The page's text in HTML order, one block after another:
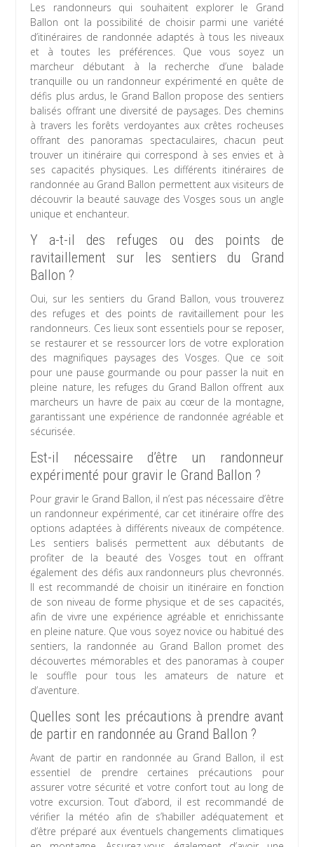
Les randonneurs qui souhaitent explorer le Grand
Ballon ont la possibilité de choisir parmi une variété
d’itinéraires de randonnée adaptés à tous les niveaux
et à toutes les préférences. Que vous soyez un
marcheur débutant à la recherche d’une balade
tranquille ou un randonneur expérimenté en quête de
défis plus ardus, le Grand Ballon propose des sentiers
balisés offrant une diversité de paysages. Des chemins
à travers les forêts verdoyantes aux crêtes rocheuses
offrant des panoramas spectaculaires, chacun peut
trouver un itinéraire qui correspond à ses envies et à
ses capacités physiques. Les différents itinéraires de
randonnée au Grand Ballon permettent aux visiteurs de
découvrir la beauté sauvage des Vosges sous un angle
unique et enchanteur.
Y a-t-il des refuges ou des points de
ravitaillement sur les sentiers du Grand
Ballon ?
Oui, sur les sentiers du Grand Ballon, vous trouverez
des refuges et des points de ravitaillement pour les
randonneurs. Ces lieux sont essentiels pour se reposer,
se restaurer et se ressourcer lors de votre exploration
des magnifiques paysages des Vosges. Que ce soit
pour une pause gourmande ou pour passer la nuit en
pleine nature, les refuges du Grand Ballon offrent aux
marcheurs un havre de paix au cœur de la montagne,
garantissant une expérience de randonnée agréable et
sécurisée.
Est-il nécessaire d’être un randonneur
expérimenté pour gravir le Grand Ballon ?
Pour gravir le Grand Ballon, il n’est pas nécessaire d’être
un randonneur expérimenté, car cet itinéraire offre des
options adaptées à différents niveaux de compétence.
Les sentiers balisés permettent aux débutants de
profiter de la beauté des Vosges tout en offrant
également des défis aux randonneurs plus chevronnés.
Il est recommandé de choisir un itinéraire en fonction
de son niveau de forme physique et de ses capacités,
afin de vivre une expérience agréable et enrichissante
en pleine nature. Que vous soyez novice ou habitué des
sentiers, la randonnée au Grand Ballon promet des
découvertes mémorables et des panoramas à couper
le souffle pour tous les amateurs de nature et
d’aventure.
Quelles sont les précautions à prendre avant
de partir en randonnée au Grand Ballon ?
Avant de partir en randonnée au Grand Ballon, il est
essentiel de prendre certaines précautions pour
assurer votre sécurité et votre confort tout au long de
votre excursion. Tout d’abord, il est recommandé de
vérifier la météo afin de s’habiller adéquatement et
d’être préparé aux éventuels changements climatiques